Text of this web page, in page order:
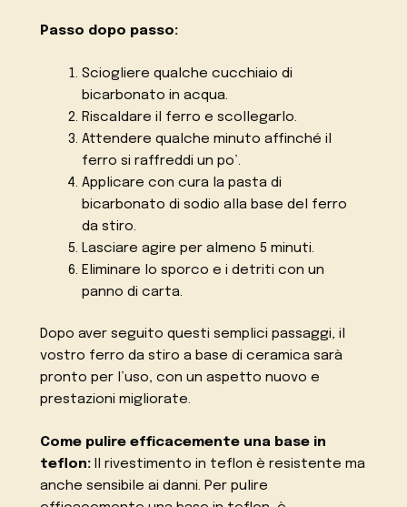
Passo dopo passo:
Sciogliere qualche cucchiaio di
bicarbonato in acqua.
Riscaldare il ferro e scollegarlo.
Attendere qualche minuto affinché il
ferro si raffreddi un po’.
Applicare con cura la pasta di
bicarbonato di sodio alla base del ferro
da stiro.
Lasciare agire per almeno 5 minuti.
Eliminare lo sporco e i detriti con un
panno di carta.
Dopo aver seguito questi semplici passaggi, il
vostro ferro da stiro a base di ceramica sarà
pronto per l’uso, con un aspetto nuovo e
prestazioni migliorate.
Come pulire efficacemente una base in
teflon: Il rivestimento in teflon è resistente ma
anche sensibile ai danni. Per pulire